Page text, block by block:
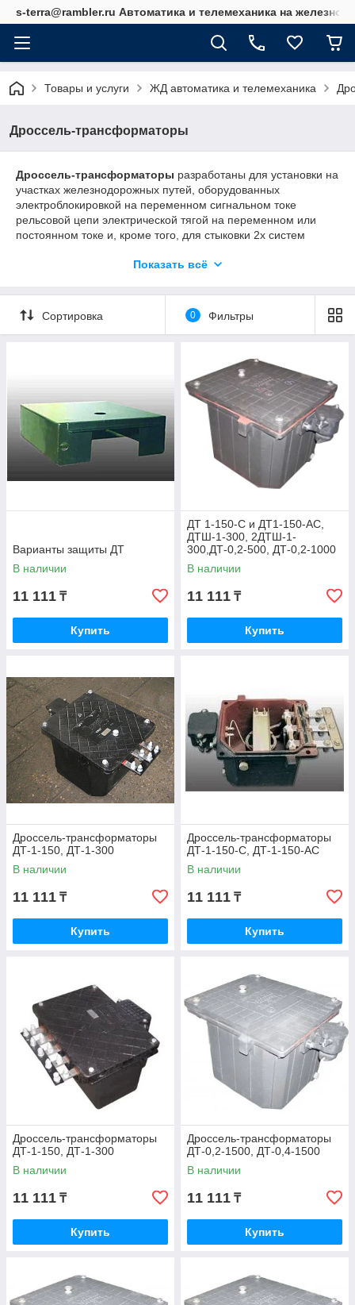
s-terra@rambler.ru Автоматика и телемеханика на
Товары и услуги ЖД автоматика и телемеханика
Дроссель-трансформаторы
Дроссель-трансформаторы разработаны для установки на
участках железнодорожных путей, оборудованных
электроблокировкой на переменном сигнальном токе
рельсовой цепи электрической тягой на переменном или
постоянном токе и, кроме того, для стыковки 2х систем
Изделия рассчитаны на пропускание через каждую из секций
значение силы тока.
Варианты исполнения:
2 ДТ-1-150, 2 ДТ-1-300
ДТ-0,2-1500, ДТ-0,4-1500
ДТ-0,2-500, ДТ-0,2-1000
ДТШ-1-150, ДТШ-1-300
Варианты защиты ДТ
Показать всё
Сортировка 0 Фильтры
Варианты защиты ДТ
В наличии
11 111 ₸
Купить
ДТ 1-150-С и ДТ1-150-АС,
ДТШ-1-300, 2ДТШ-1-
300,ДТ-0,2-500, ДТ-0,2-1000
В наличии
11 111 ₸
Купить
Дроссель‑трансформаторы
ДТ-1-150, ДТ-1-300
В наличии
11 111 ₸
Купить
Дроссель‑трансформаторы
ДТ-1-150-С, ДТ-1-150-АС
В наличии
11 111 ₸
Купить
Дроссель‑трансформаторы
ДТ-1-150, ДТ-1-300
В наличии
11 111 ₸
Купить
Дроссель‑трансформаторы
ДТ-0,2-1500, ДТ-0,4-1500
В наличии
11 111 ₸
Купить